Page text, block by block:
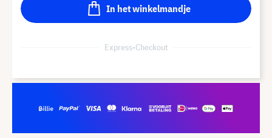
In het winkelmandje
Express-Checkout